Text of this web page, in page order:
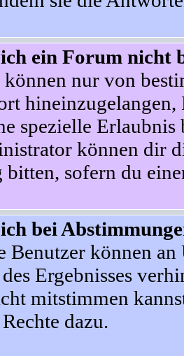
ein Forum nicht
nur von
hineinzugelangen,
spezielle
können dir
bitten, sofern du
bei
Benutzer können
Ergebnisses
mitstimmen
dazu.